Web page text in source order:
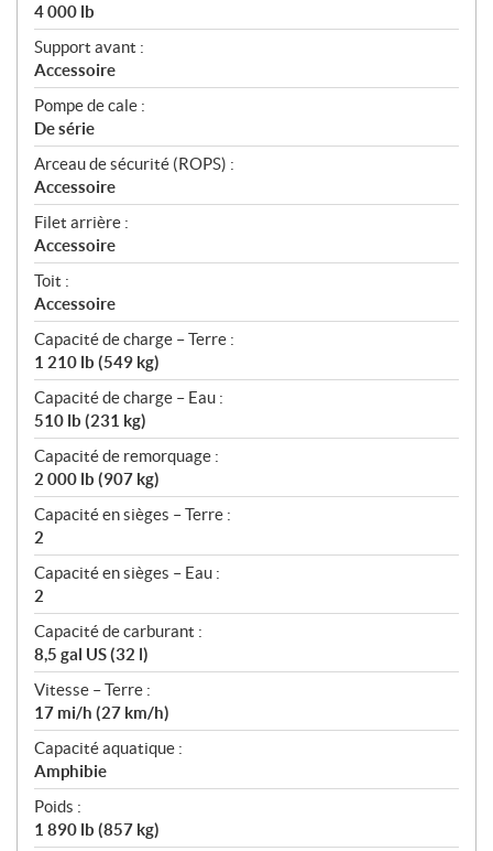
4 000 lb
Support avant :
Accessoire
Pompe de cale :
De série
Arceau de sécurité (ROPS) :
Accessoire
Filet arrière :
Accessoire
Toit :
Accessoire
Capacité de charge – Terre :
1 210 lb (549 kg)
Capacité de charge – Eau :
510 lb (231 kg)
Capacité de remorquage :
2 000 lb (907 kg)
Capacité en sièges – Terre :
2
Capacité en sièges – Eau :
2
Capacité de carburant :
8,5 gal US (32 l)
Vitesse – Terre :
17 mi/h (27 km/h)
Capacité aquatique :
Amphibie
Poids :
1 890 lb (857 kg)